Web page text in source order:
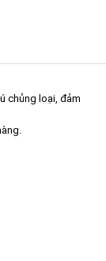
chủng loại, đảm